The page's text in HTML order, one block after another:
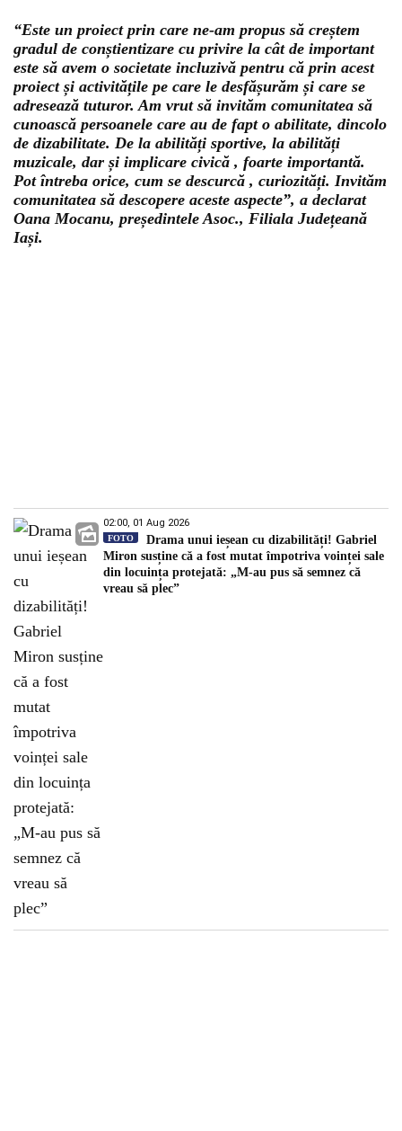
“Este un proiect prin care ne-am propus să creștem
gradul de conștientizare cu privire la cât de important
este să avem o societate incluzivă pentru că prin acest
proiect și activitățile pe care le desfășurăm și care se
adresează tuturor. Am vrut să invităm comunitatea să
cunoască persoanele care au de fapt o abilitate, dincolo
de dizabilitate. De la abilități sportive, la abilități
muzicale, dar și implicare civică , foarte importantă.
Pot întreba orice, cum se descurcă , curiozități. Invităm
comunitatea să descopere aceste aspecte”, a declarat
Oana Mocanu, președintele Asoc., Filiala Județeană
Iași.
02:00, 01 Aug 2026
FOTO
Drama unui ieșean cu dizabilități! Gabriel
Miron susține că a fost mutat împotriva voinței sale
din locuința protejată: „M-au pus să semnez că
vreau să plec”